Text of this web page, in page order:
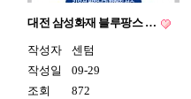
대전 삼성화재 블루팡스 …
작성자
센텀
작성일
09-29
조회
872